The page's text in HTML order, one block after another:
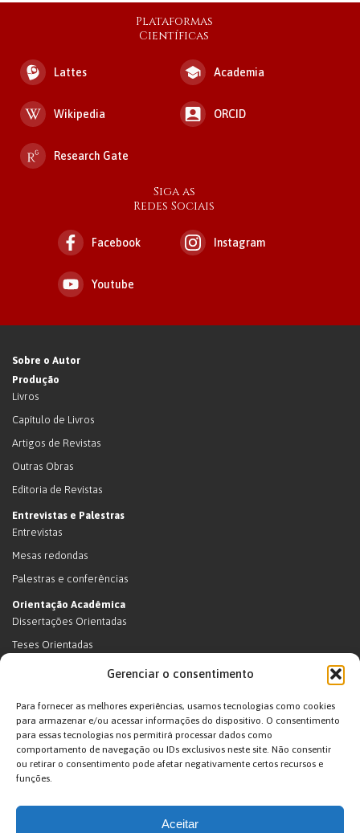
Gerenciar o consentimento
Para fornecer as melhores experiências, usamos tecnologias como cookies
para armazenar e/ou acessar informações do dispositivo. O consentimento
para essas tecnologias nos permitirá processar dados como
comportamento de navegação ou IDs exclusivos neste site. Não consentir
ou retirar o consentimento pode afetar negativamente certos recursos e
funções.
Aceitar
Plataformas
Científicas
Lattes Academia
Wikipedia ORCID
Research Gate
Siga as
Redes Sociais
Facebook Instagram
Youtube
Sobre o Autor
Produção
Livros
Capítulo de Livros
Artigos de Revistas
Outras Obras
Editoria de Revistas
Entrevistas e Palestras
Entrevistas
Mesas redondas
Palestras e conferências
Orientação Acadêmica
Dissertações Orientadas
Teses Orientadas
Livros (dissertações e teses)
Supervisão de pós-doutorado
Supervisão de pós-doutorado (em andamento)
Orientações de outra natureza
Exposições
Terras Indígenas